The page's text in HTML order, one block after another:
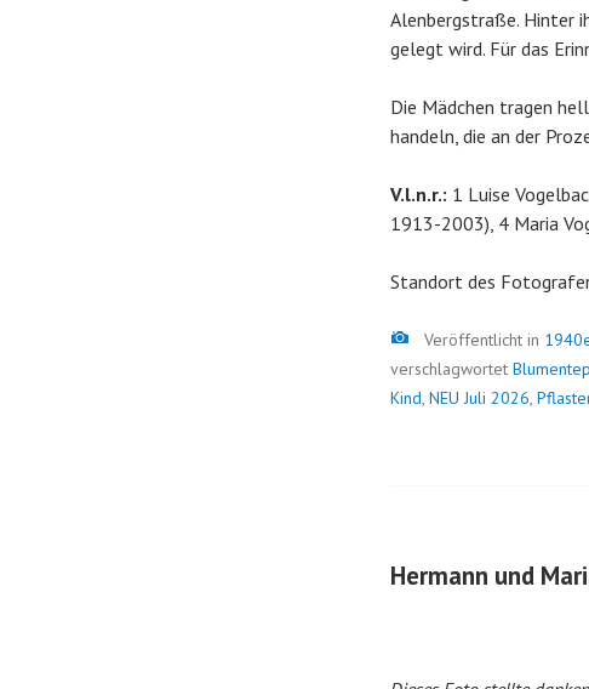
Alenbergstraße. Hinter
gelegt wird. Für das
Die Mädchen tragen
handeln, die an der
V.l.n.r.: 1 Luise
1913-2003), 4 Maria
Standort des
Bild
Veröffentlicht in
verschlagwortet
Kind, NEU Juli 2026,
Hermann und